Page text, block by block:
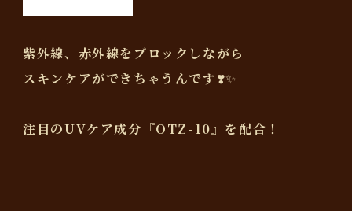
紫外線、赤外線をブロックしながら
スキンケアができちゃうんです❣️✨
注目のUVケア成分『OTZ-10』を配合！